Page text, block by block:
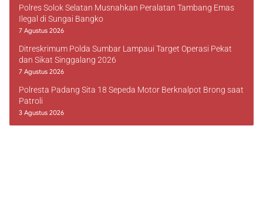
Polres Solok Selatan Musnahkan Peralatan Tambang Emas
Ilegal di Sungai Bangko
7 Agustus 2026
Ditreskrimum Polda Sumbar Lampaui Target Operasi Pekat
dan Sikat Singgalang 2026
7 Agustus 2026
Polresta Padang Sita 18 Sepeda Motor Berknalpot Brong saat
Patroli
3 Agustus 2026